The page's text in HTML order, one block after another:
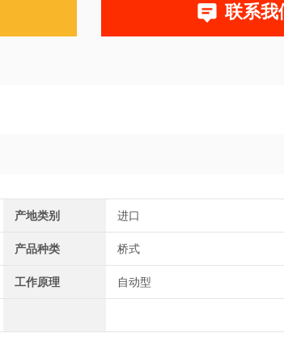
联系我
产地类别 进口
产品种类 桥式
工作原理 自动型